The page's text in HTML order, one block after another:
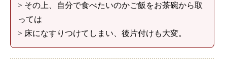
> その上、自分で食べたいのかご飯をお茶碗から取
っては
> 床になすりつけてしまい、後片付けも大変。